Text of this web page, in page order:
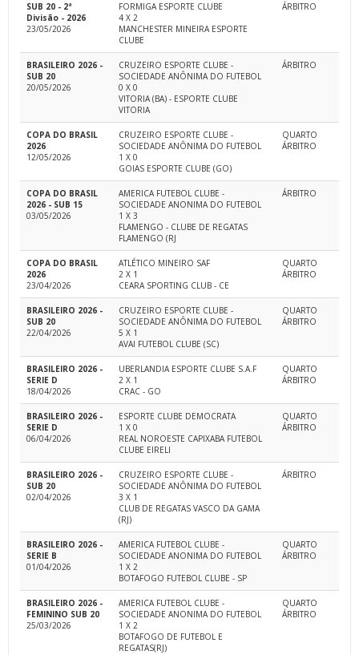
SUB 20 - 2ª
Divisão - 2026
23/05/2026
FORMIGA ESPORTE CLUBE
4 X 2
MANCHESTER MINEIRA ESPORTE
CLUBE
ÁRBITRO
BRASILEIRO 2026 -
SUB 20
20/05/2026
CRUZEIRO ESPORTE CLUBE -
SOCIEDADE ANÔNIMA DO FUTEBOL
0 X 0
VITORIA (BA) - ESPORTE CLUBE
VITORIA
ÁRBITRO
COPA DO BRASIL
2026
12/05/2026
CRUZEIRO ESPORTE CLUBE -
SOCIEDADE ANÔNIMA DO FUTEBOL
1 X 0
GOIAS ESPORTE CLUBE (GO)
QUARTO
ÁRBITRO
COPA DO BRASIL
2026 - SUB 15
03/05/2026
AMERICA FUTEBOL CLUBE -
SOCIEDADE ANONIMA DO FUTEBOL
1 X 3
FLAMENGO - CLUBE DE REGATAS
FLAMENGO (RJ
ÁRBITRO
COPA DO BRASIL
2026
23/04/2026
ATLÉTICO MINEIRO SAF
2 X 1
CEARA SPORTING CLUB - CE
QUARTO
ÁRBITRO
BRASILEIRO 2026 -
SUB 20
22/04/2026
CRUZEIRO ESPORTE CLUBE -
SOCIEDADE ANÔNIMA DO FUTEBOL
5 X 1
AVAI FUTEBOL CLUBE (SC)
QUARTO
ÁRBITRO
BRASILEIRO 2026 -
SERIE D
18/04/2026
UBERLANDIA ESPORTE CLUBE S.A.F
2 X 1
CRAC - GO
QUARTO
ÁRBITRO
BRASILEIRO 2026 -
SERIE D
06/04/2026
ESPORTE CLUBE DEMOCRATA
1 X 0
REAL NOROESTE CAPIXABA FUTEBOL
CLUBE EIRELI
QUARTO
ÁRBITRO
BRASILEIRO 2026 -
SUB 20
02/04/2026
CRUZEIRO ESPORTE CLUBE -
SOCIEDADE ANÔNIMA DO FUTEBOL
3 X 1
CLUB DE REGATAS VASCO DA GAMA
(RJ)
ÁRBITRO
BRASILEIRO 2026 -
SERIE B
01/04/2026
AMERICA FUTEBOL CLUBE -
SOCIEDADE ANONIMA DO FUTEBOL
1 X 2
BOTAFOGO FUTEBOL CLUBE - SP
QUARTO
ÁRBITRO
BRASILEIRO 2026 -
FEMININO SUB 20
25/03/2026
AMERICA FUTEBOL CLUBE -
SOCIEDADE ANONIMA DO FUTEBOL
1 X 2
BOTAFOGO DE FUTEBOL E
REGATAS(RJ)
QUARTO
ÁRBITRO